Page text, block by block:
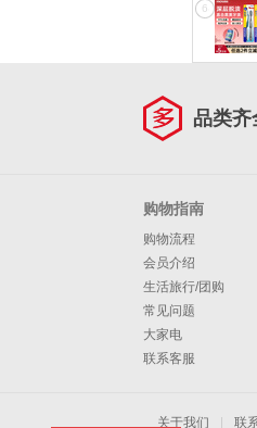
6
品类
购物指南
购物流程
会员介绍
生活旅行/团购
常见问题
大家电
联系客服
关于我们 联